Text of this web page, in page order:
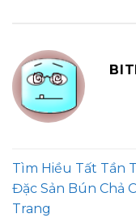
Tìm Hiều Tất Tần
Đặc Sản Bún Chả
Trang